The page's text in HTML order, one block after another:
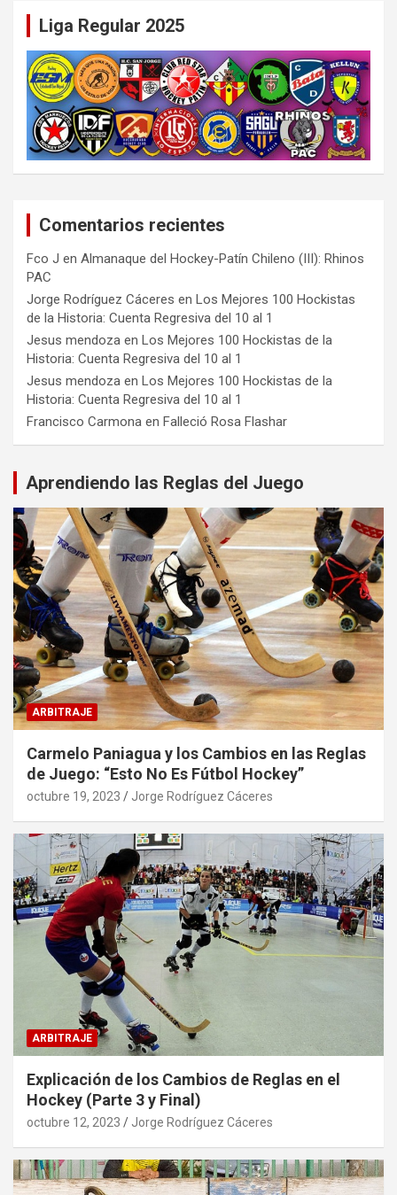
Liga Regular 2025
Comentarios recientes
Fco J en Almanaque del Hockey-Patín Chileno (III): Rhinos
PAC
Jorge Rodríguez Cáceres en Los Mejores 100 Hockistas
de la Historia: Cuenta Regresiva del 10 al 1
Jesus mendoza en Los Mejores 100 Hockistas de la
Historia: Cuenta Regresiva del 10 al 1
Jesus mendoza en Los Mejores 100 Hockistas de la
Historia: Cuenta Regresiva del 10 al 1
Francisco Carmona en Falleció Rosa Flashar
Aprendiendo las Reglas del Juego
ARBITRAJE
Carmelo Paniagua y los Cambios en las Reglas
de Juego: “Esto No Es Fútbol Hockey”
octubre 19, 2023 Jorge Rodríguez Cáceres
ARBITRAJE
Explicación de los Cambios de Reglas en el
Hockey (Parte 3 y Final)
octubre 12, 2023 Jorge Rodríguez Cáceres